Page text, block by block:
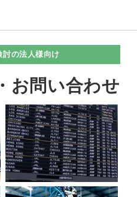
討の法人様向け
お問い合わせ